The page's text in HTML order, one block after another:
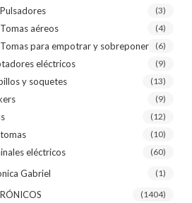
Pulsadores (3)
Tomas aéreos (4)
Tomas para empotrar y sobreponer (6)
eléctricos (9)
y soquetes (13)
(9)
(12)
(10)
eléctricos (60)
Gabriel (1)
(1404)